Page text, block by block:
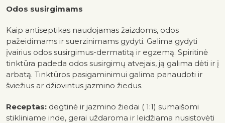
Odos susirgimams
Kaip antiseptikas naudojamas žaizdoms, odos
pažeidimams ir suerzinimams gydyti. Galima gydyti
įvairius odos susirgimus-dermatitą ir egzemą. Spiritinė
tinktūra padeda odos susirgimų atvejais, ją galima dėti ir į
arbatą. Tinktūros pasigaminimui galima panaudoti ir
šviežius ar džiovintus jazmino žiedus.
Receptas: degtinė ir jazmino žiedai ( 1:1) sumaišomi
stikliniame inde, gerai uždaroma ir leidžiama nusistovėti